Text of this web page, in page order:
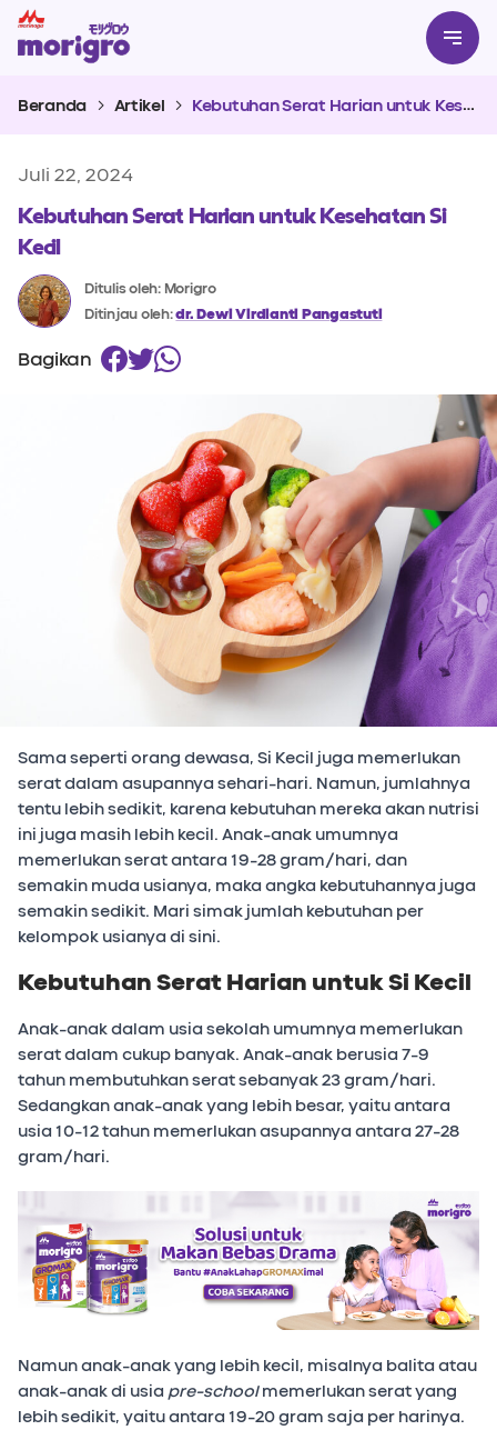
Beranda Artikel Kebutuhan Serat Harian untuk Kesehatan Si Kecil
Juli 22, 2024
Kebutuhan Serat Harian untuk Kesehatan Si
Kecil
Ditulis oleh: Morigro
Ditinjau oleh:dr. Dewi Virdianti Pangastuti
Bagikan
Sama seperti orang dewasa, Si Kecil juga memerlukan
serat dalam asupannya sehari-hari. Namun, jumlahnya
tentu lebih sedikit, karena kebutuhan mereka akan nutrisi
ini juga masih lebih kecil. Anak-anak umumnya
memerlukan serat antara 19-28 gram/hari, dan
semakin muda usianya, maka angka kebutuhannya juga
semakin sedikit. Mari simak jumlah kebutuhan per
kelompok usianya di sini.
Kebutuhan Serat Harian untuk Si Kecil
Anak-anak dalam usia sekolah umumnya memerlukan
serat dalam cukup banyak. Anak-anak berusia 7-9
tahun membutuhkan serat sebanyak 23 gram/hari.
Sedangkan anak-anak yang lebih besar, yaitu antara
usia 10-12 tahun memerlukan asupannya antara 27-28
gram/hari.
Namun anak-anak yang lebih kecil, misalnya balita atau
anak-anak di usia pre-schoolmemerlukan serat yang
lebih sedikit, yaitu antara 19-20 gram saja per harinya.